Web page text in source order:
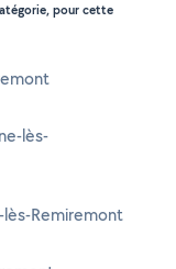
pour cette
lès-
Remiremont